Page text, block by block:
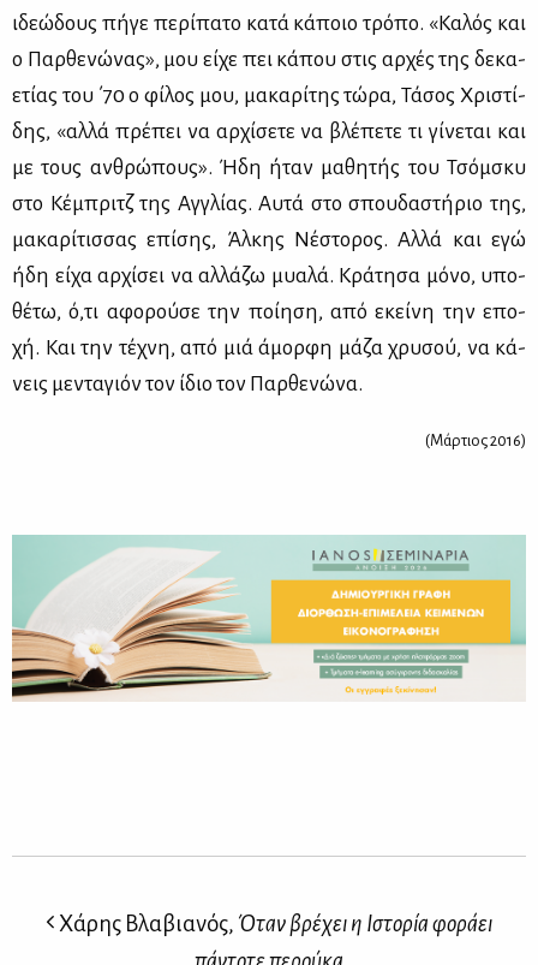
ιδε­ώ­δους πή­γε πε­ρί­πα­το κα­τά κά­ποιο τρό­πο. «Κα­λός και
ο Παρ­θε­νώ­νας», μου εί­χε πει κά­που στις αρ­χές της δε­κα­
ε­τί­ας του ΄70 ο φί­λος μου, μα­κα­ρί­της τώ­ρα, Τά­σος Χρι­στί­
δης, «αλ­λά πρέ­πει να αρ­χί­σε­τε να βλέ­πε­τε τι γί­νε­ται και
με τους αν­θρώ­πους». Ήδη ήταν μα­θη­τής του Τσόμ­σκυ
στο Κέ­μπριτζ της Αγ­γλί­ας. Αυ­τά στο σπου­δα­στή­ριο της,
μα­κα­ρί­τισ­σας επί­σης, Άλ­κης Νέ­στο­ρος. Αλ­λά και εγώ
ήδη εί­χα αρ­χί­σει να αλ­λά­ζω μυα­λά. Κρά­τη­σα μό­νο, υπο­
θέ­τω, ό,τι αφο­ρού­σε την ποί­η­ση, από εκεί­νη την επο­
χή. Και την τέ­χνη, από μιά άμορ­φη μά­ζα χρυ­σού, να κά­
νεις με­ντα­γιόν τον ίδιο τον Παρ­θε­νώ­να.
(Μάρ­τιος 2016)
Χάρης Βλαβιανός, Όταν βρέχει η Ιστορία φοράει